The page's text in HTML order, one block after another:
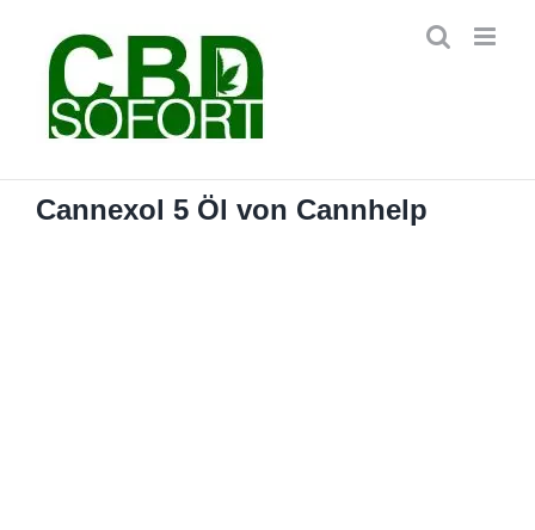
springen
Cannexol 5 Öl von Cannhelp